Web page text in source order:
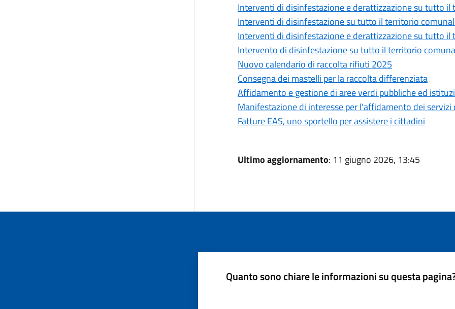
Interventi di disinfestazione e derattizzazione su tutto
Interventi di disinfestazione su tutto il territorio
Interventi di disinfestazione e derattizzazione su tutto
Intervento di disinfestazione su tutto il territorio
Nuovo calendario di raccolta rifiuti 2025
Consegna dei mastelli per la raccolta differenziata
Affidamento e gestione di aree verdi pubbliche ed
Manifestazione di interesse per l'affidamento dei
Fatture EAS, uno sportello per assistere i cittadini
Ultimo aggiornamento: 11 giugno 2026, 13:45
Quanto sono chiare le informazioni su questa